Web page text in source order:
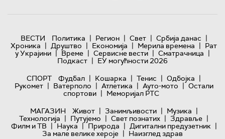
ВЕСТИ Политика | Регион | Свет | Србија данас |
Хроника | Друштво | Економија | Мерила времена | Рат
у Украјини | Време | Сервисне вести | Сматрачница |
Подкаст | ЕУ могућности 2026
СПОРТ
Фудбал | Кошарка | Тенис | Одбојка |
Рукомет | Ватерполо | Атлетика | Ауто-мото | Остали
спортови | Меморијал РТС
МАГАЗИН
Живот | Занимљивости | Музика |
Технологијa | Путујемо | Свет познатих | Здравље |
Филм и ТВ | Наука | Природа | Дигитални предузетник |
За мале велике хероје | Наизглед здрав